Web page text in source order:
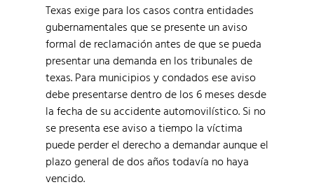
Texas exige para los casos contra entidades
gubernamentales que se presente un aviso
formal de reclamación antes de que se pueda
presentar una demanda en los tribunales de
texas. Para municipios y condados ese aviso
debe presentarse dentro de los 6 meses desde
la fecha de su accidente automovilístico. Si no
se presenta ese aviso a tiempo la víctima
puede perder el derecho a demandar aunque el
plazo general de dos años todavía no haya
vencido.